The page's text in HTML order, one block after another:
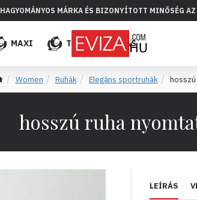
HAGYOMÁNYOS MÁRKA ÉS BIZONYÍTOTT MINŐSÉG
MAXI TÖBB ELADÁS
Women Ruhák Elegáns sportruhák
hosszú ruha
LEÍRÁS